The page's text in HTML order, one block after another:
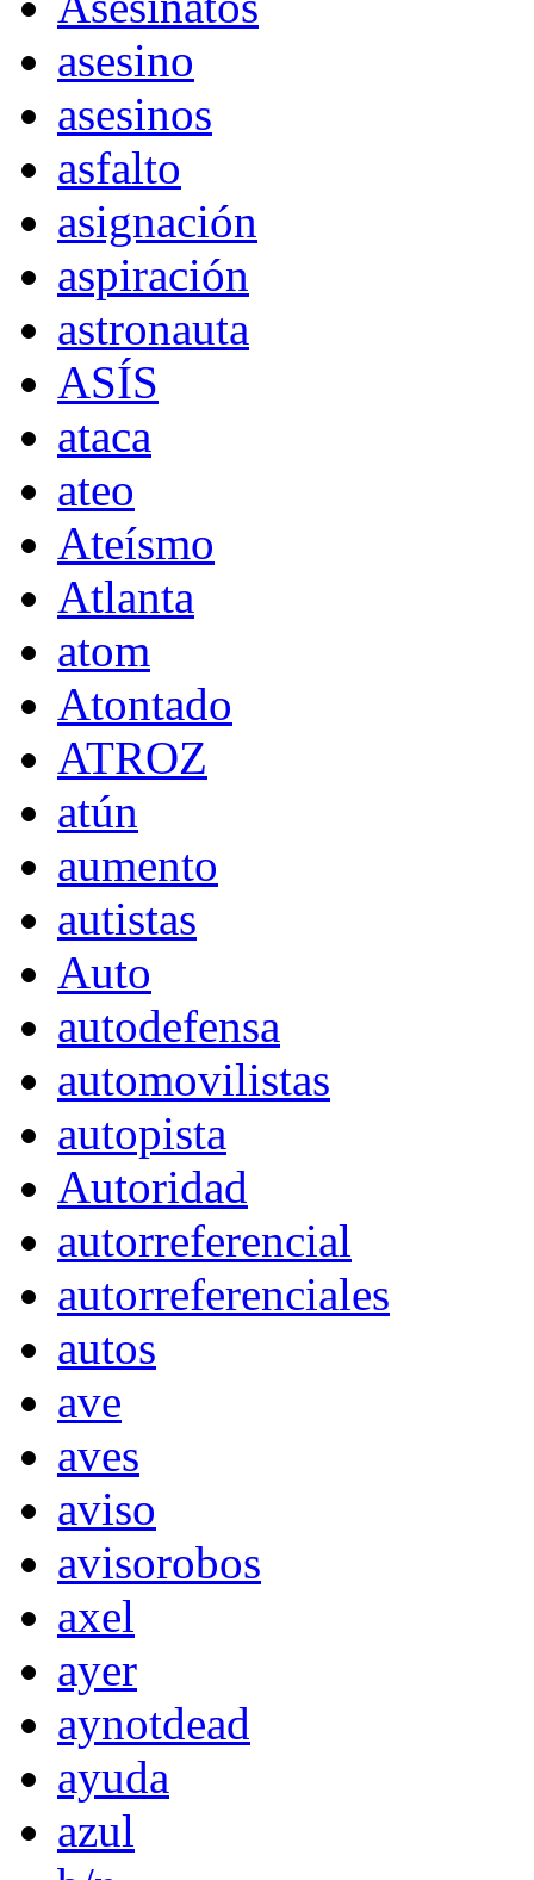
asesino
asesinos
asfalto
asignación
aspiración
astronauta
ASÍS
ataca
ateo
Ateísmo
Atlanta
atom
Atontado
ATROZ
atún
aumento
autistas
Auto
autodefensa
automovilistas
autopista
Autoridad
autorreferencial
autorreferenciales
autos
ave
aves
aviso
avisorobos
axel
ayer
aynotdead
ayuda
azul